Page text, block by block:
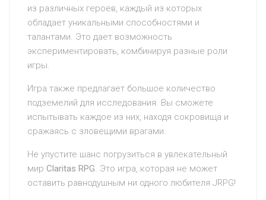
из различных героев, каждый из которых
обладает уникальными способностями и
талантами. Это дает возможность
экспериментировать, комбинируя разные роли
игры.
Игра также предлагает большое количество
подземелий для исследования. Вы сможете
испытывать каждое из них, находя сокровища и
сражаясь с зловещими врагами.
Не упустите шанс погрузиться в увлекательный
мир Claritas RPG. Это игра, которая не может
оставить равнодушным ни одного любителя JRPG!